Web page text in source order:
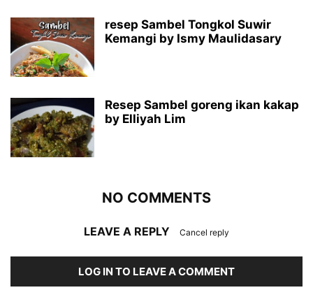
resep Sambel Tongkol Suwir
Kemangi by Ismy Maulidasary
Resep Sambel goreng ikan kakap
by Elliyah Lim
NO COMMENTS
LEAVE A REPLY Cancel reply
LOG IN TO LEAVE A COMMENT